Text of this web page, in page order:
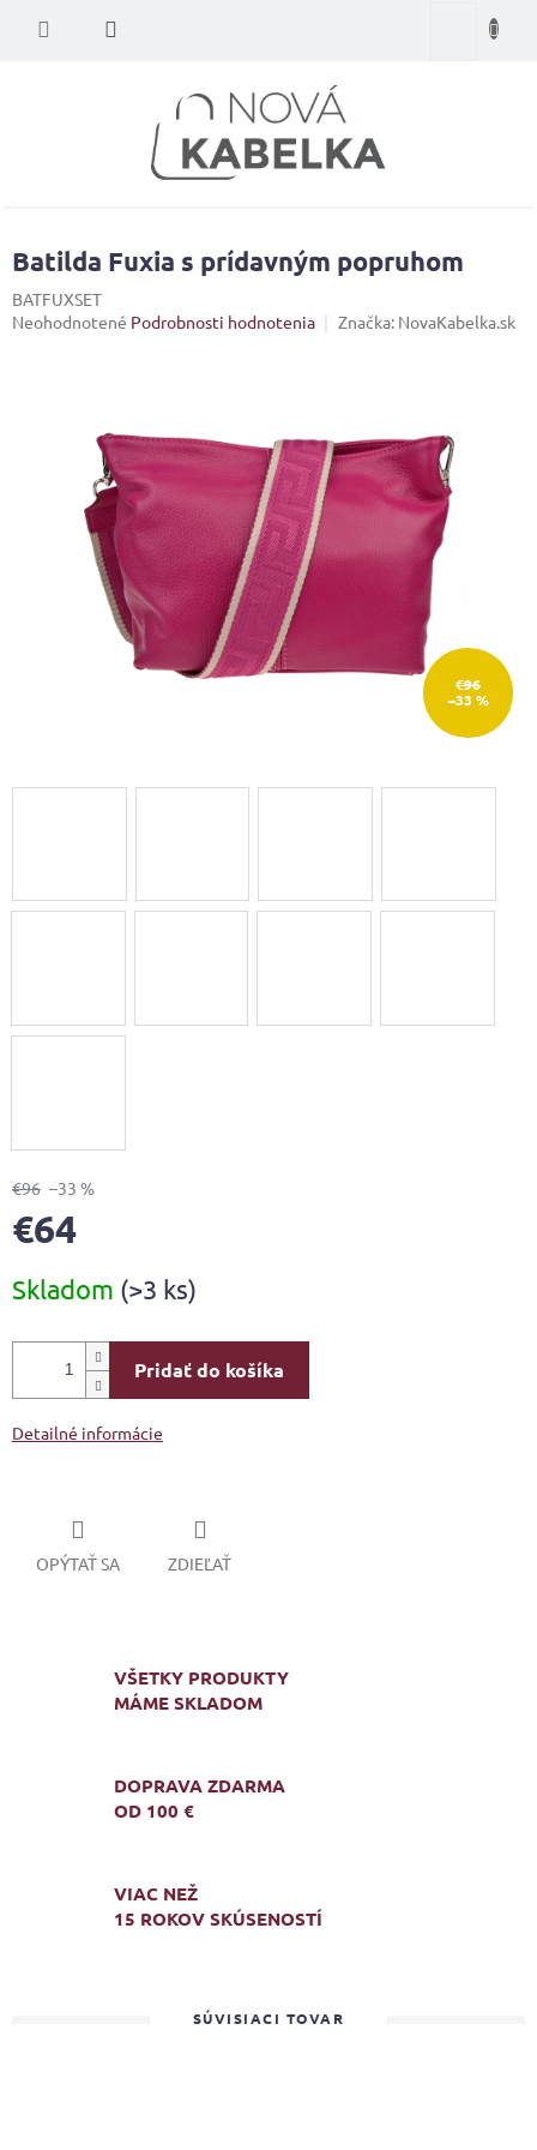
Nákupný
Batilda Fuxia s prídavným popruhom
BATFUXSET
Priemerné
hviezdičiek.
Neohodnotené Podrobnosti hodnotenia Značka: NovaKabelka.sk
€96
–33 %
€96 –33 %
€64
cena:
Skladom (>3 ks)
Pridať do košíka
Detailné informácie
OPÝTAŤ SA ZDIEĽAŤ
VŠETKY PRODUKTY
MÁME SKLADOM
DOPRAVA ZDARMA
OD 100 €
VIAC NEŽ
15 ROKOV SKÚSENOSTÍ
SÚVISIACI TOVAR